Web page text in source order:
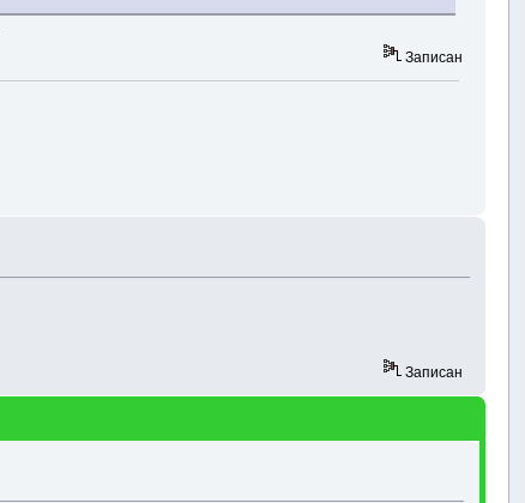
Записан
Записан